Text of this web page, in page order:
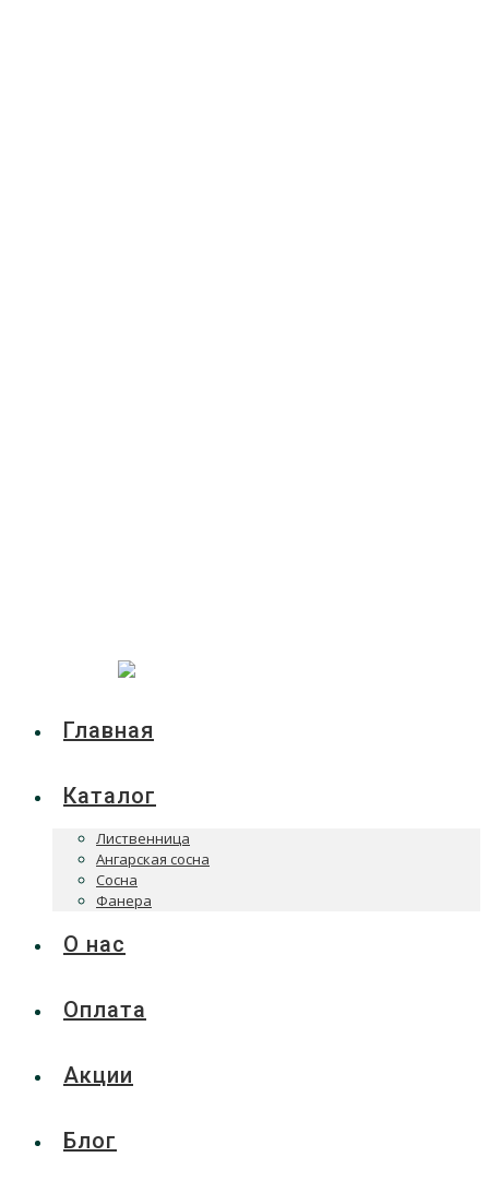
Главная
Каталог
Лиственница
Ангарская сосна
Сосна
Фанера
О нас
Оплата
Акции
Блог